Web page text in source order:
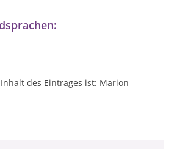
des Eintrages ist: Marion